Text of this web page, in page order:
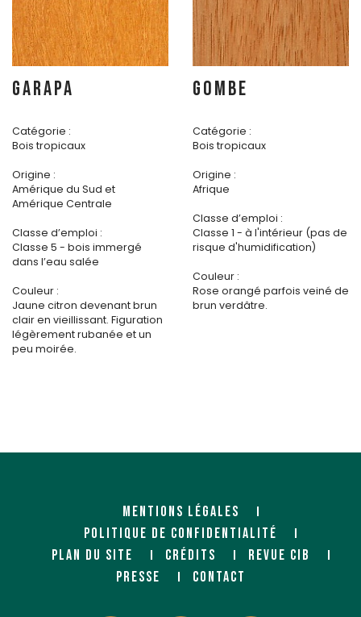
GARAPA
Catégorie :
Bois tropicaux
Origine :
Amérique du Sud et
Amérique Centrale
Classe d’emploi :
Classe 5 - bois immergé
dans l’eau salée
Couleur :
Jaune citron devenant brun
clair en vieillissant. Figuration
légèrement rubanée et un
peu moirée.
GOMBE
Catégorie :
Bois tropicaux
Origine :
Afrique
Classe d’emploi :
Classe 1 - à l'intérieur (pas de
risque d'humidification)
Couleur :
Rose orangé parfois veiné de
brun verdâtre.
MENTIONS LÉGALES
POLITIQUE DE CONFIDENTIALITÉ
PLAN DU SITE
CRÉDITS
REVUE CIB
PRESSE
CONTACT